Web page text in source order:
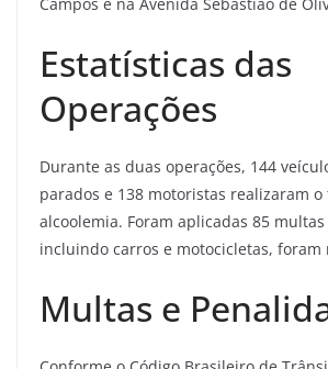
Estatísticas das
Operações
Durante as duas operações, 144
parados e 138 motoristas realizaram o
alcoolemia. Foram aplicadas 85
incluindo carros e motocicletas, foram
Multas e